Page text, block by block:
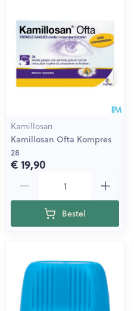
Kamillosan
Kamillosan Ofta Kompres
28
€ 19,90
Bestel